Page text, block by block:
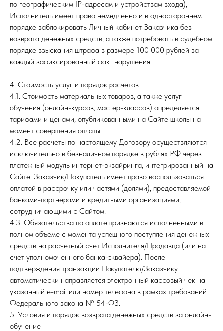
по географическим IP-адресам и устройствам входа),
Исполнитель имеет право немедленно и в одностороннем
порядке заблокировать Личный кабинет Заказчика без
возврата денежных средств, а также потребовать в судебном
порядке взыскания штрафа в размере 100 000 рублей за
каждый зафиксированный факт нарушения.
4. Стоимость услуг и порядок расчетов
4.1. Стоимость материальных товаров, а также услуг
обучения (онлайн-курсов, мастер-классов) определяется
тарифами и ценами, опубликованными на Сайте школы на
момент совершения оплаты.
4.2. Все расчеты по настоящему Договору осуществляются
исключительно в безналичном порядке в рублях РФ через
платежный модуль интернет-эквайринга, интегрированный на
Сайте. Заказчик/Покупатель имеет право воспользоваться
оплатой в рассрочку или частями (долями), предоставляемой
банками-партнерами и кредитными организациями,
сотрудничающими с Сайтом.
4.3. Обязательства по оплате признаются исполненными в
полном объеме с момента успешного поступления денежных
средств на расчетный счет Исполнителя/Продавца (или на
счет уполномоченного банка-эквайера). После
подтверждения транзакции Покупателю/Заказчику
автоматически направляется электронный кассовый чек на
указанный e-mail или номер телефона в рамках требований
Федерального закона № 54-ФЗ.
5. Условия и порядок возврата денежных средств за онлайн-
обучение